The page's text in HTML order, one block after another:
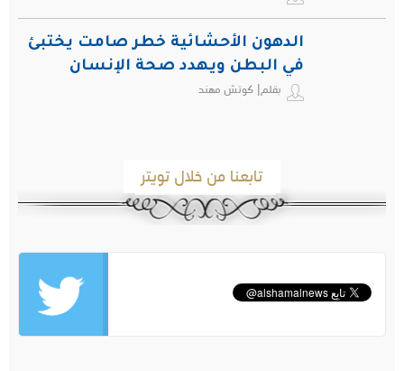
الدهون الأحشائية خطر صامت يختبئ
في البطن ويهدد صحة الإنسان
بقلم| كوتش مهند
تابعنا من خلال تويتر